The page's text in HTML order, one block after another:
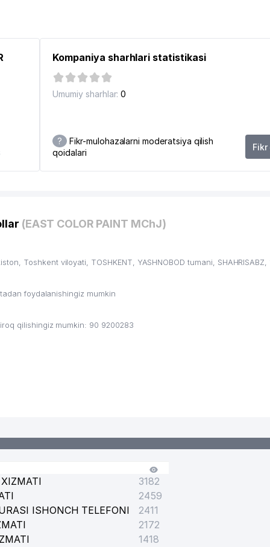
VA INVISTISIYALANI JALB ETISH BOSHQARMASI DUK DUK
Kompaniya sharhlari statistikasi
Umumiy sharhlar: 0
?
Fikr-mulohazalarni moderatsiya qilish
qoidalari
(EAST COLOR PAINT MChJ)
Toshkent viloyati, TOSHKENT, YASHNOBOD tumani, SHAHRISABZ,
foydalanishingiz mumkin
qilishingiz mumkin: 90 9200283
3182
2459
ISHONCH TELEFONI
2411
2172
1418